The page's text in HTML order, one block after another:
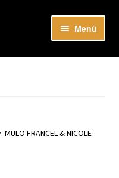
Spotify
Menü
öffnen
FRANCEL & NICOLE